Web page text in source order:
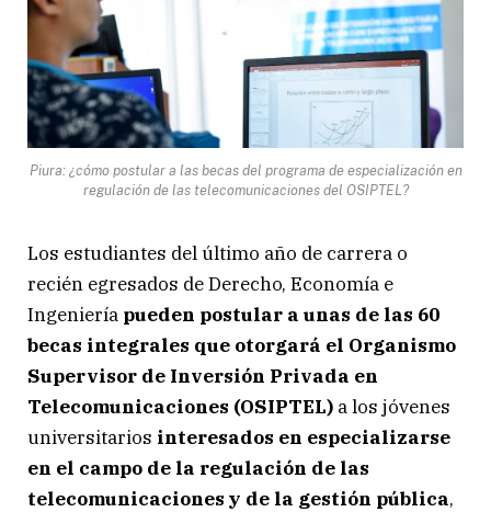
Piura: ¿cómo postular a las becas del programa de especialización en
regulación de las telecomunicaciones del OSIPTEL?
Los estudiantes del último año de carrera o
recién egresados de Derecho, Economía e
Ingeniería pueden postular a unas de las 60
becas integrales que otorgará el Organismo
Supervisor de Inversión Privada en
Telecomunicaciones (OSIPTEL) a los jóvenes
universitarios interesados en especializarse
en el campo de la regulación de las
telecomunicaciones y de la gestión pública,